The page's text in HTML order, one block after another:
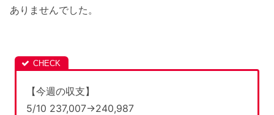
ありませんでした。
【今週の収支】
5/10 237,007→240,987